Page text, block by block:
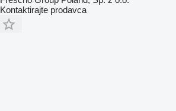
Kontaktirajte prodavca